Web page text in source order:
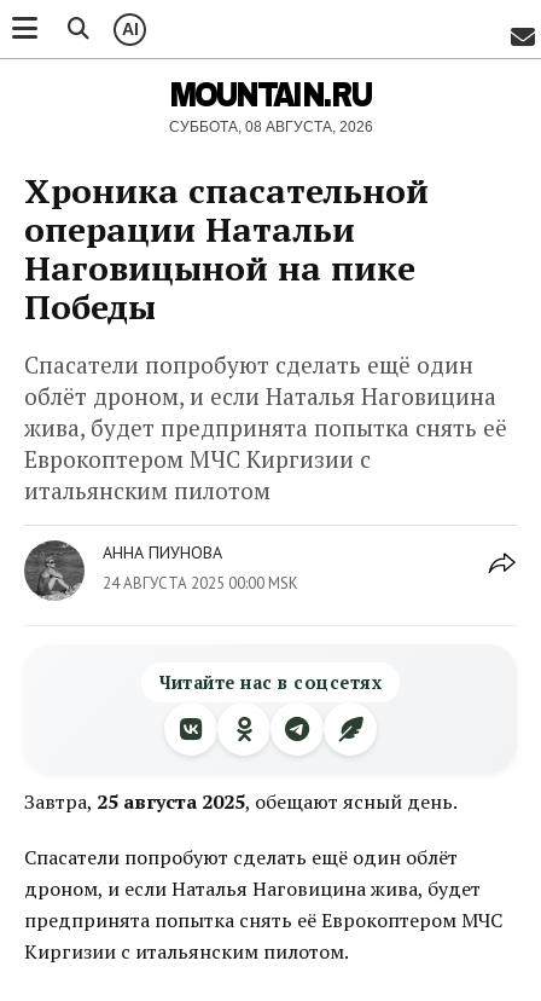
AI
MOUNTAIN.RU
СУББОТА, 08 АВГУСТА, 2026
Хроника спасательной
операции Натальи
Наговицыной на пике
Победы
Спасатели попробуют сделать ещё один
облёт дроном, и если Наталья Наговицина
жива, будет предпринята попытка снять её
Еврокоптером МЧС Киргизии с
итальянским пилотом
АННА ПИУНОВА
24 АВГУСТА 2025 00:00 MSK
Читайте нас в соцсетях
Завтра, 25 августа 2025, обещают ясный день.
Спасатели попробуют сделать ещё один облёт
дроном, и если Наталья Наговицина жива, будет
предпринята попытка снять её Еврокоптером МЧС
Киргизии с итальянским пилотом.